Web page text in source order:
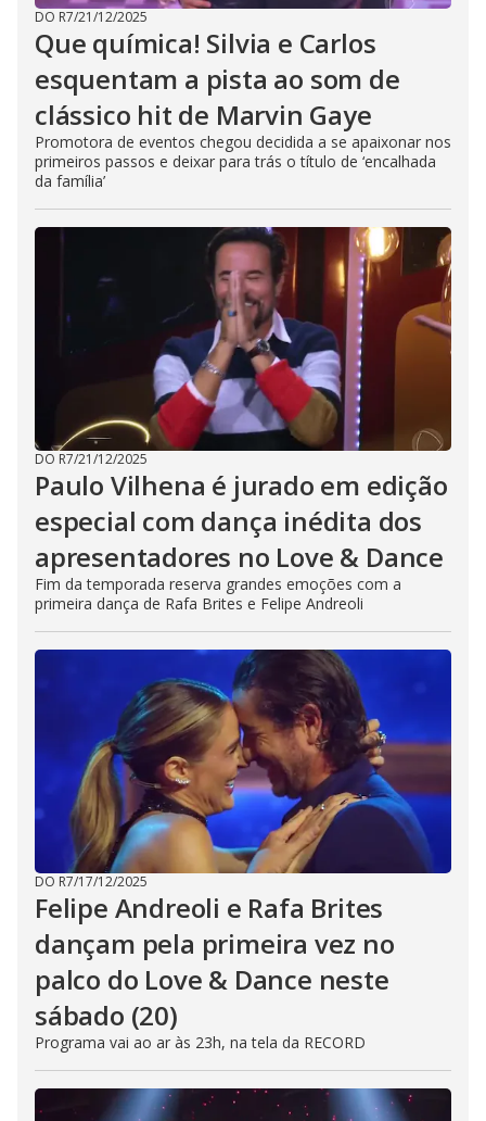
DO R7/21/12/2025
Que química! Silvia e Carlos
esquentam a pista ao som de
clássico hit de Marvin Gaye
Promotora de eventos chegou decidida a se apaixonar nos
primeiros passos e deixar para trás o título de ‘encalhada
da família’
DO R7/21/12/2025
Paulo Vilhena é jurado em edição
especial com dança inédita dos
apresentadores no Love & Dance
Fim da temporada reserva grandes emoções com a
primeira dança de Rafa Brites e Felipe Andreoli
DO R7/17/12/2025
Felipe Andreoli e Rafa Brites
dançam pela primeira vez no
palco do Love & Dance neste
sábado (20)
Programa vai ao ar às 23h, na tela da RECORD